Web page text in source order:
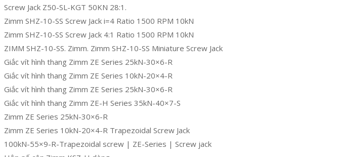
Screw Jack Z50-SL-KGT 50KN 28:1.
Zimm SHZ-10-SS Screw Jack i=4 Ratio 1500 RPM 10kN
Zimm SHZ-10-SS Screw Jack 4:1 Ratio 1500 RPM 10kN
ZIMM SHZ-10-SS. Zimm. Zimm SHZ-10-SS Miniature Screw Jack
Giắc vít hình thang Zimm ZE Series 25kN-30×6-R
Giắc vít hình thang Zimm ZE Series 10kN-20×4-R
Giắc vít hình thang Zimm ZE Series 25kN-30×6-R
Giắc vít hình thang Zimm ZE-H Series 35kN-40×7-S
Zimm ZE Series 25kN-30×6-R
Zimm ZE Series 10kN-20×4-R Trapezoidal Screw Jack
100kN-55×9-R-Trapezoidal screw | ZE-Series | Screw jack